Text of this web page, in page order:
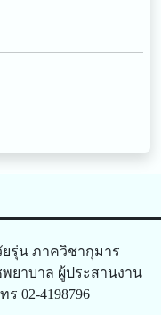
ยรุ่น ภาควิชากุมาร
ยาบาล ผู้ประสานงาน
02-4198796